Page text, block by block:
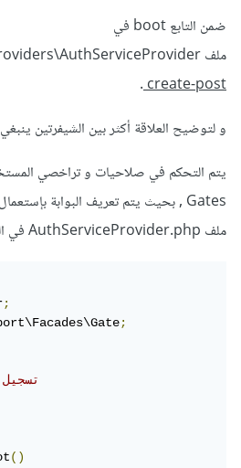
ضمن التابع boot في
ملف App\Providers\AuthServiceProvider هو
create-post
.
و لتوضيح العلاقة أكثر بين الشيفرتين
يتم التحكم في صلاحيات و تراخصي
ملف AuthServiceProvider.php في التابع boot على هذا النحو :
;
;
()